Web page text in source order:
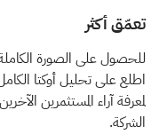
تعمّق أكثر
للحصول على الصورة
اطلع علىتحليل أوكتا
لمعرفة آراء المستثمرين
الشركة.